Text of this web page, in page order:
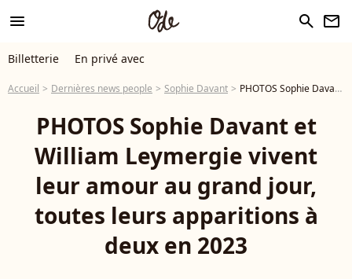
menu search newsletter
Billetterie En privé avec
Accueil Dernières news people Sophie Davant PHOTOS Sophie Davant et William Leymergie vivent leur amour au grand jour, toutes leurs apparitions à deux en 2023
PHOTOS Sophie Davant et
William Leymergie vivent
leur amour au grand jour,
toutes leurs apparitions à
deux en 2023